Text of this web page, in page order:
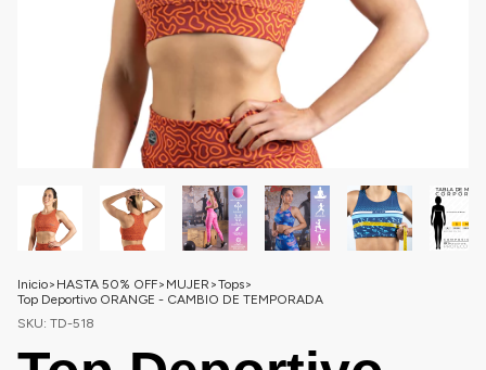
Inicio> HASTA 50% OFF> MUJER >Tops>
Top Deportivo ORANGE - CAMBIO DE TEMPORADA
SKU: TD-518